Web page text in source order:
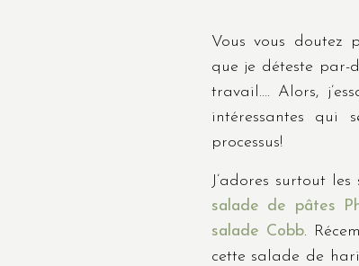
Vous vous doutez
que je déteste par-
travail…. Alors,
intéressantes qui
processus!
J’adores surtout
salade de pâtes
salade Cobb.
cette salade de